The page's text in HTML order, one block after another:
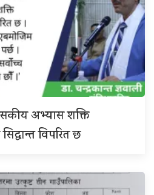
अभ्यास शक्ति
विपरित छ